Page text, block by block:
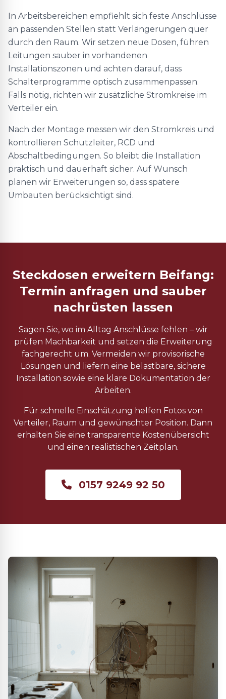
In Arbeitsbereichen empfiehlt sich feste Anschlüsse
an passenden Stellen statt Verlängerungen quer
durch den Raum. Wir setzen neue Dosen, führen
Leitungen sauber in vorhandenen
Installationszonen und achten darauf, dass
Schalterprogramme optisch zusammenpassen.
Falls nötig, richten wir zusätzliche Stromkreise im
Verteiler ein.
Nach der Montage messen wir den Stromkreis und
kontrollieren Schutzleiter, RCD und
Abschaltbedingungen. So bleibt die Installation
praktisch und dauerhaft sicher. Auf Wunsch
planen wir Erweiterungen so, dass spätere
Umbauten berücksichtigt sind.
Steckdosen erweitern Beifang:
Termin anfragen und sauber
nachrüsten lassen
Sagen Sie, wo im Alltag Anschlüsse fehlen – wir
prüfen Machbarkeit und setzen die Erweiterung
fachgerecht um. Vermeiden wir provisorische
Lösungen und liefern eine belastbare, sichere
Installation sowie eine klare Dokumentation der
Arbeiten.
Für schnelle Einschätzung helfen Fotos von
Verteiler, Raum und gewünschter Position. Dann
erhalten Sie eine transparente Kostenübersicht
und einen realistischen Zeitplan.
0157 9249 92 50